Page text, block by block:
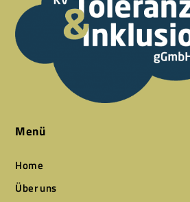
Menü
Home
Über uns